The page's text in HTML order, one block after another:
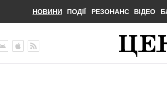
НОВИНИ ПОДІЇ РЕЗОНАНС ВІДЕО